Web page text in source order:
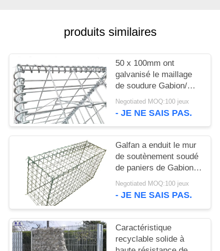
UN DEVIS
PLAN
DU
SITE
POLITIQUE
CONFIDENTIALITÉ
produits similaires
50 x 100mm ont
galvanisé le maillage
de soudure Gabion/mur
en pierre soudé de
cage
Negotiated MOQ:100 jeux
- JE NE SAIS PAS.
Galfan a enduit le mur
de soutènement soudé
de paniers de Gabion
de fil, boîtes de grillage
de Gabion
Negotiated MOQ:100 jeux
- JE NE SAIS PAS.
Caractéristique
recyclable solide à